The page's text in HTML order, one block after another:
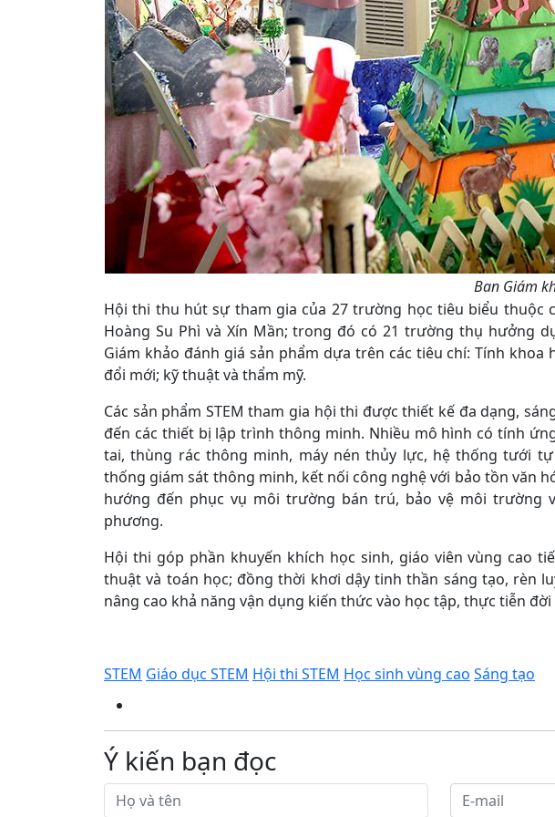
Ban Giám
Hội thi thu hút sự tham gia của 27 trường học tiêu biểu thuộc
Hoàng Su Phì và Xín Mần; trong đó có 21 trường thụ hưởng
Giám khảo đánh giá sản phẩm dựa trên các tiêu chí: Tính khoa
đổi mới; kỹ thuật và thẩm mỹ.
Các sản phẩm STEM tham gia hội thi được thiết kế đa dạng,
đến các thiết bị lập trình thông minh. Nhiều mô hình có tính
tai, thùng rác thông minh, máy nén thủy lực, hệ thống tưới
thống giám sát thông minh, kết nối công nghệ với bảo tồn văn
hướng đến phục vụ môi trường bán trú, bảo vệ môi trường
phương.
Hội thi góp phần khuyến khích học sinh, giáo viên vùng cao
thuật và toán học; đồng thời khơi dậy tinh thần sáng tạo, rèn
nâng cao khả năng vận dụng kiến thức vào học tập, thực tiễn đời
STEM Giáo dục STEM Hội thi STEM Học sinh vùng cao Sáng tạo
Ý kiến bạn đọc